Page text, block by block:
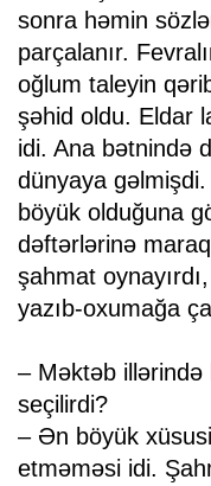
sonra həmin
parçalanır.
oğlum taleyin
şəhid oldu. Eldar
idi. Ana bətnində
dünyaya gəlmişdi.
böyük olduğuna
dəftərlərinə
şahmat
yazıb-oxumağa
– Məktəb illərində
seçilirdi?
– Ən böyük
etməməsi idi.